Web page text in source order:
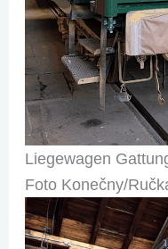
Liegewagen
Foto Konečny/